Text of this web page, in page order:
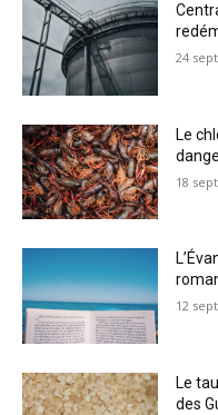
24
Le
18
12
Le
des